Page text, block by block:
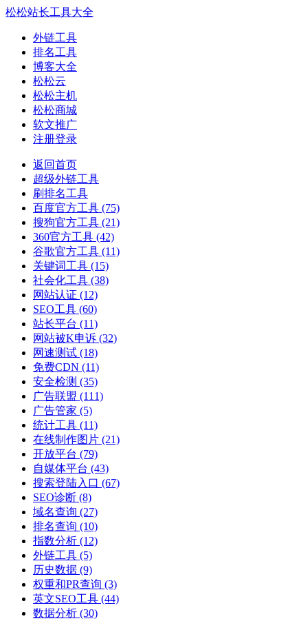
松松站长工具大全
外链工具
排名工具
博客大全
松松云
松松主机
松松商城
软文推广
注册登录
返回首页
超级外链工具
刷排名工具
百度官方工具 (75)
搜狗官方工具 (21)
360官方工具 (42)
谷歌官方工具 (11)
关键词工具 (15)
社会化工具 (38)
网站认证 (12)
SEO工具 (60)
站长平台 (11)
网站被K申诉 (32)
网速测试 (18)
免费CDN (11)
安全检测 (35)
广告联盟 (111)
广告管家 (5)
统计工具 (11)
在线制作图片 (21)
开放平台 (79)
自媒体平台 (43)
搜索登陆入口 (67)
SEO诊断 (8)
域名查询 (27)
排名查询 (10)
指数分析 (12)
外链工具 (5)
历史数据 (9)
权重和PR查询 (3)
英文SEO工具 (44)
数据分析 (30)